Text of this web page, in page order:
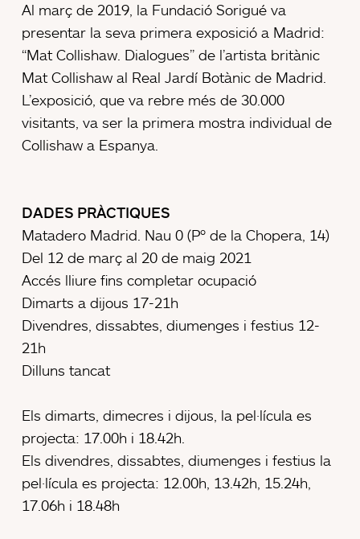
Al març de 2019, la Fundació Sorigué va
presentar la seva primera exposició a Madrid:
“Mat Collishaw. Dialogues” de l’artista britànic
Mat Collishaw al Real Jardí Botànic de Madrid.
L’exposició, que va rebre més de 30.000
visitants, va ser la primera mostra individual de
Collishaw a Espanya.
DADES PRÀCTIQUES
Matadero Madrid. Nau 0 (Pº de la Chopera, 14)
Del 12 de març al 20 de maig 2021
Accés lliure fins completar ocupació
Dimarts a dijous 17-21h
Divendres, dissabtes, diumenges i festius 12-
21h
Dilluns tancat
Els dimarts, dimecres i dijous, la pel·lícula es
projecta: 17.00h i 18.42h.
Els divendres, dissabtes, diumenges i festius la
pel·lícula es projecta: 12.00h, 13.42h, 15.24h,
17.06h i 18.48h